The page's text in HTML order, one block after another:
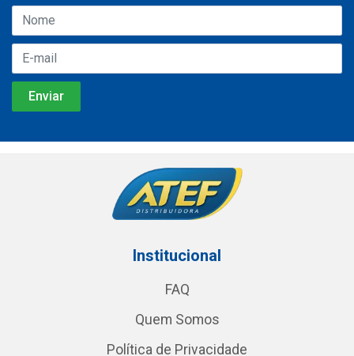
Institucional
FAQ
Quem Somos
Política de Privacidade